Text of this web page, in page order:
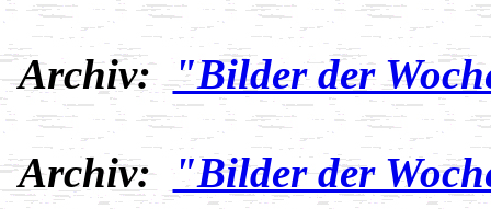
Archiv:"Bilder der
Archiv: "Bilder der